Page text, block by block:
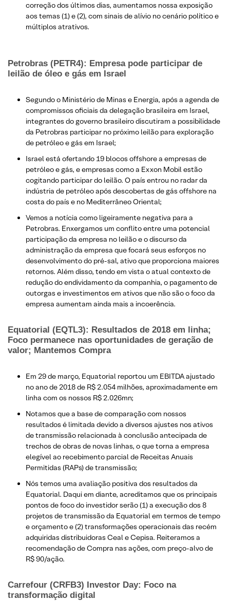
correção dos últimos dias, aumentamos nossa exposição
aos temas (1) e (2), com sinais de alívio no cenário político e
múltiplos atrativos.​
Petrobras (PETR4): Empresa pode participar de
leilão de óleo e gás em Israel
​Segundo o Ministério de Minas e Energia, após a agenda de
compromissos oficiais da delegação brasileira em Israel,
integrantes do governo brasileiro discutiram a possibilidade
da Petrobras participar no próximo leilão para exploração
de petróleo e gás em Israel;
Israel está ofertando 19 blocos offshore a empresas de
petróleo e gás, e empresas como a Exxon Mobil estão
cogitando participar do leilão. O país entrou no radar da
indústria de petróleo após descobertas de gás offshore na
costa do país e no Mediterrâneo Oriental;
Vemos a notícia como ligeiramente negativa para a
Petrobras. Enxergamos um conflito entre uma potencial
participação da empresa no leilão e o discurso da
administração da empresa que focará seus esforços no
desenvolvimento do pré-sal, ativo que proporciona maiores
retornos. Além disso, tendo em vista o atual contexto de
redução do endividamento da companhia, o pagamento de
outorgas e investimentos em ativos que não são o foco da
empresa aumentam ainda mais a incoerência.
Equatorial (EQTL3): Resultados de 2018 em linha;
Foco permanece nas oportunidades de geração de
valor; Mantemos Compra
Em 29 de março, Equatorial reportou um EBITDA ajustado
no ano de 2018 de R$ 2.054 milhões, aproximadamente em
linha com os nossos R$ 2.026mn;
Notamos que a base de comparação com nossos
resultados é limitada devido a diversos ajustes nos ativos
de transmissão relacionada à conclusão antecipada de
trechos de obras de novas linhas, o que torna a empresa
elegível ao recebimento parcial de Receitas Anuais
Permitidas (RAPs) de transmissão;
Nós temos uma avaliação positiva dos resultados da
Equatorial. Daqui em diante, acreditamos que os principais
pontos de foco do investidor serão (1) a execução dos 8
projetos de transmissão da Equatorial em termos de tempo
e orçamento e (2) transformações operacionais das recém
adquiridas distribuidoras Ceal e Cepisa. Reiteramos a
recomendação de Compra nas ações, com preço-alvo de
R$ 90/ação.
Carrefour (CRFB3) Investor Day: Foco na
transformação digital